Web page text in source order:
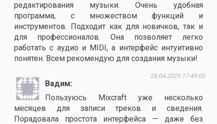
редактирования музыки. Очень удобная
программа, с множеством функций и
инструментов. Подходит как для новичков, так и
для профессионалов. Она позволяет легко
работать с аудио и MIDI, а интерфейс интуитивно
понятен. Всем рекомендую для создания музыки!
Вадим
28.04.2025 17:49:00
Пользуюсь Mixcraft уже несколько
месяцев для записи треков и сведения.
Порадовала простота интерфейса — даже без